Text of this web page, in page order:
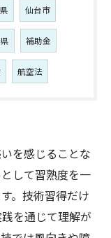
仙台市
補助金
航空法
を感じることな
して習熟度を一
。技術習得だけ
を通じて理解が